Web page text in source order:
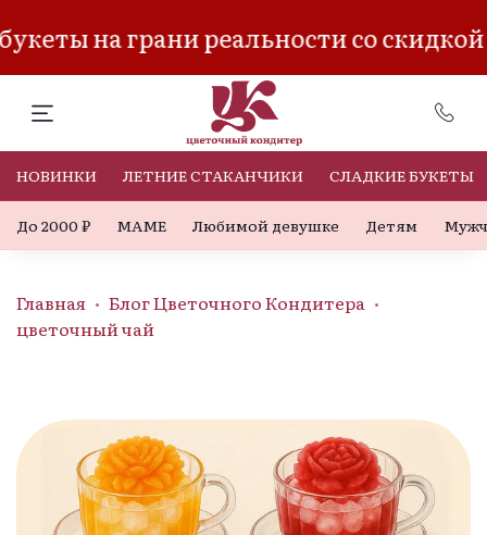
на грани реальности со
НОВИНКИ ЛЕТНИЕ СТАКАНЧИКИ СЛАДКИЕ БУКЕТЫ
До 2000 ₽ МАМЕ Любимой девушке Детям
Главная
Блог Цветочного Кондитера
цветочный чай